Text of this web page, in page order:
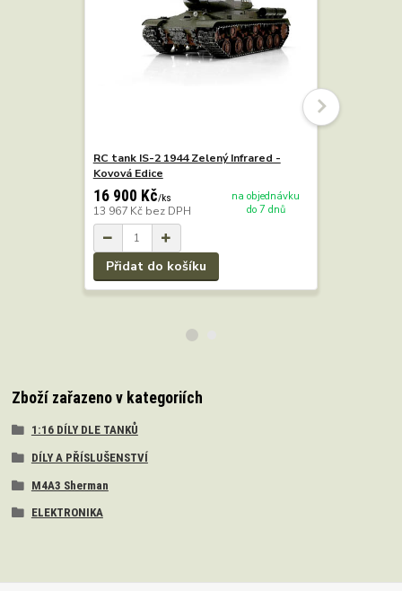
RC tank IS-2 1944 Zelený Infrared -
Kovová Edice
16 900 Kč/ks
13 967 Kč bez DPH
na objednávku
do 7 dnů
Přidat do košíku
Zboží zařazeno v kategoriích
1:16 DÍLY DLE TANKŮ
DÍLY A PŘÍSLUŠENSTVÍ
M4A3 Sherman
ELEKTRONIKA